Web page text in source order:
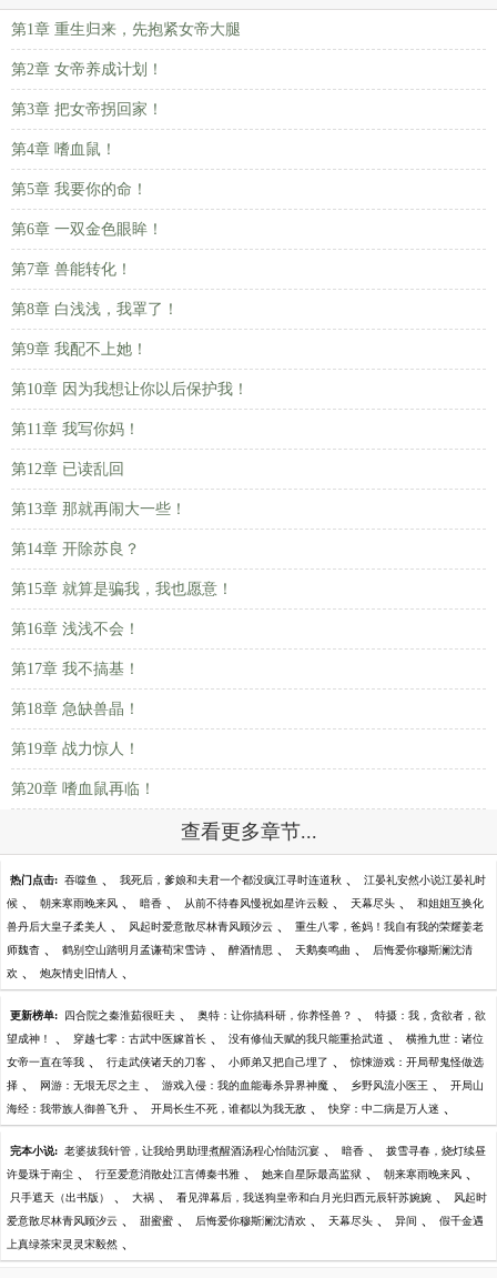
第1章 重生归来，先抱紧女帝大腿
第2章 女帝养成计划！
第3章 把女帝拐回家！
第4章 嗜血鼠！
第5章 我要你的命！
第6章 一双金色眼眸！
第7章 兽能转化！
第8章 白浅浅，我罩了！
第9章 我配不上她！
第10章 因为我想让你以后保护我！
第11章 我写你妈！
第12章 已读乱回
第13章 那就再闹大一些！
第14章 开除苏良？
第15章 就算是骗我，我也愿意！
第16章 浅浅不会！
第17章 我不搞基！
第18章 急缺兽晶！
第19章 战力惊人！
第20章 嗜血鼠再临！
查看更多章节...
热门点击: 吞噬鱼 、 我死后，爹娘和夫君一个都没疯江寻时连道秋 、 江晏礼安然小说江晏礼时
候 、 朝来寒雨晚来风 、 暗香 、 从前不待春风慢祝如星许云毅 、 天幕尽头 、 和姐姐互换化
兽丹后大皇子柔美人 、 风起时爱意散尽林青风顾汐云 、 重生八零，爸妈！我自有我的荣耀姜老
师魏杳 、 鹤别空山踏明月孟谦荀宋雪诗 、 醉酒情思 、 天鹅奏鸣曲 、 后悔爱你穆斯澜沈清
欢 、 炮灰情史旧情人 、
更新榜单: 四合院之秦淮茹很旺夫 、 奥特：让你搞科研，你养怪兽？ 、 特摄：我，贪欲者，欲
望成神！ 、 穿越七零：古武中医嫁首长 、 没有修仙天赋的我只能重拾武道 、 横推九世：诸位
女帝一直在等我 、 行走武侠诸天的刀客 、 小师弟又把自己埋了 、 惊悚游戏：开局帮鬼怪做选
择 、 网游：无垠无尽之主 、 游戏入侵：我的血能毒杀异界神魔 、 乡野风流小医王 、 开局山
海经：我带族人御兽飞升 、 开局长生不死，谁都以为我无敌 、 快穿：中二病是万人迷 、
完本小说: 老婆拔我针管，让我给男助理煮醒酒汤程心怡陆沉宴 、 暗香 、 拨雪寻春，烧灯续昼
许曼珠于南尘 、 行至爱意消散处江言傅秦书雅 、 她来自星际最高监狱 、 朝来寒雨晚来风 、
只手遮天（出书版） 、 大祸 、 看见弹幕后，我送狗皇帝和白月光归西元辰轩苏婉婉 、 风起时
爱意散尽林青风顾汐云 、 甜蜜蜜 、 后悔爱你穆斯澜沈清欢 、 天幕尽头 、 异间 、 假千金遇
上真绿茶宋灵灵宋毅然 、